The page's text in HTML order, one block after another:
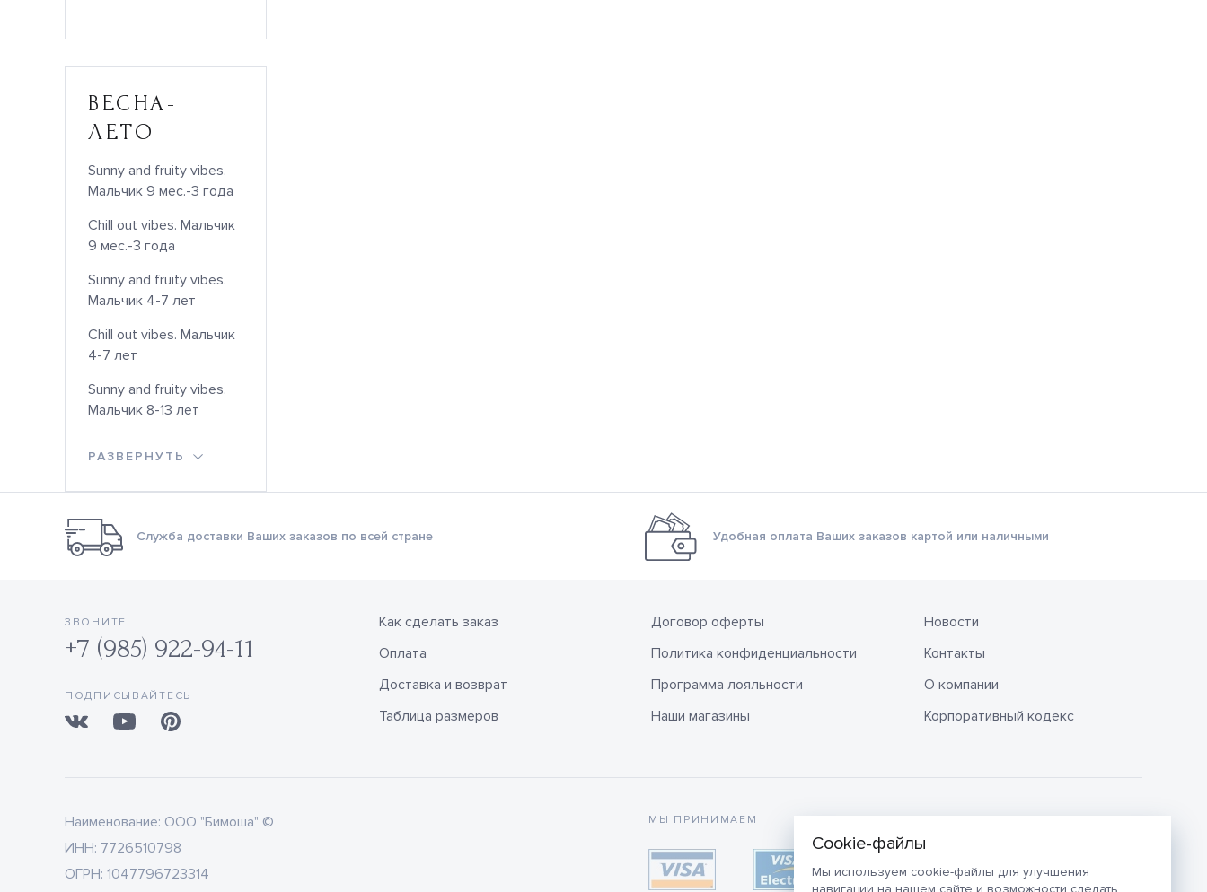
Мы используем cookie-файлы для улучшения
навигации на нашем сайте и возможности сделать
ВЕСНА-
ЛЕТО
Sunny and fruity vibes.
Мальчик 9 мес.-3 года
Chill out vibes. Мальчик
9 мес.-3 года
Sunny and fruity vibes.
Мальчик 4-7 лет
Chill out vibes. Мальчик
4-7 лет
Sunny and fruity vibes.
Мальчик 8-13 лет
РАЗВЕРНУТЬ
Служба доставки Ваших заказов по всей стране Удобная оплата Ваших заказов картой или наличными
ЗВОНИТЕ
+7 (985) 922-94-11
ПОДПИСЫВАЙТЕСЬ
Как сделать заказ
Оплата
Доставка и возврат
Таблица размеров
Договор оферты
Политика конфиденциальности
Программа лояльности
Наши магазины
Новости
Контакты
О компании
Корпоративный кодекс
Наименование: ООО "Бимоша" ©
ИНН: 7726510798
ОГРН: 1047796723314
МЫ ПРИНИМАЕМ